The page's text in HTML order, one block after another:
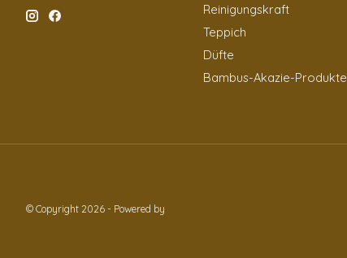
Reinigungskraft
Teppich
Düfte
Bambus-Akazie-Produkte
© Copyright 2026 - Powered by